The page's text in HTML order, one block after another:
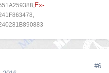
Ex-
#6